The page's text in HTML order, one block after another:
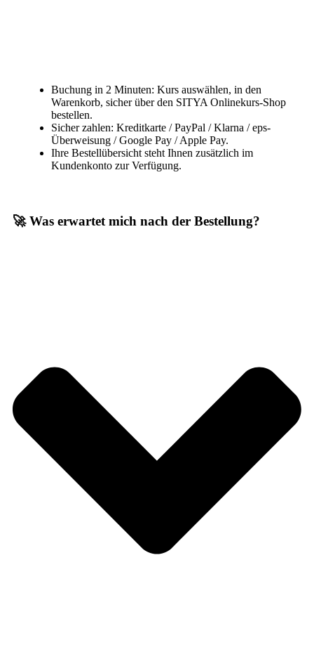
Buchung in 2 Minuten: Kurs auswählen, in den
Warenkorb, sicher über den SITYA Onlinekurs-Shop
bestellen.
Sicher zahlen: Kreditkarte / PayPal / Klarna / eps-
Überweisung / Google Pay / Apple Pay.
Ihre Bestellübersicht steht Ihnen zusätzlich im
Kundenkonto zur Verfügung.
🚀 Was erwartet mich nach der Bestellung?